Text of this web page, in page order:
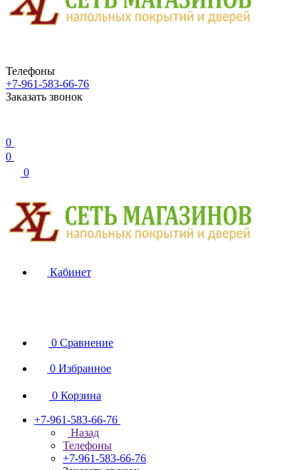
Телефоны
+7-961-583-66-76
Заказать звонок
0
0
0
Кабинет
0 Сравнение
0 Избранное
0 Корзина
+7-961-583-66-76
Назад
Телефоны
+7-961-583-66-76